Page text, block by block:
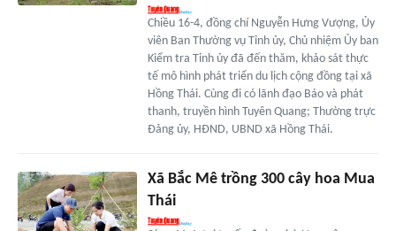
Chiều 16-4, đồng chí Nguyễn Hưng Vượng, Ủy
viên Ban Thường vụ Tỉnh ủy, Chủ nhiệm Ủy ban
Kiểm tra Tỉnh ủy đã đến thăm, khảo sát thực
tế mô hình phát triển du lịch cộng đồng tại xã
Hồng Thái. Cùng đi có lãnh đạo Báo và phát
thanh, truyền hình Tuyên Quang; Thường trực
Đảng ủy, HĐND, UBND xã Hồng Thái.
Xã Bắc Mê trồng 300 cây hoa Mua
Thái